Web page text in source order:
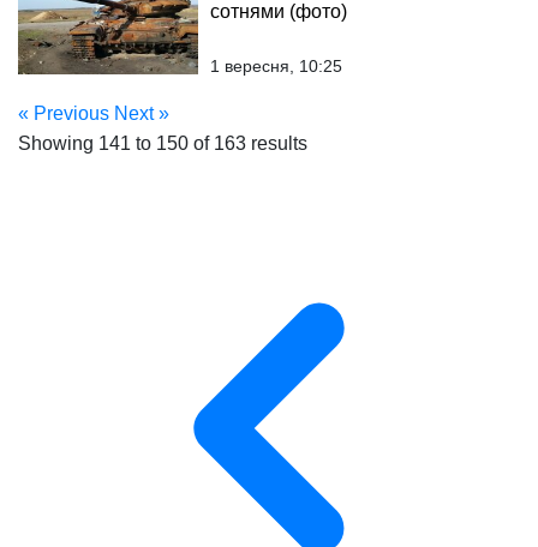
сотнями (фото)
1 вересня, 10:25
« Previous Next »
Showing 141 to 150 of 163 results